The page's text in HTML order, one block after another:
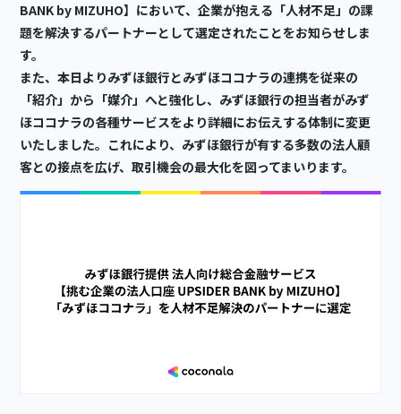
BANK by MIZUHO】において、企業が抱える「人材不足」の課
題を解決するパートナーとして選定されたことをお知らせしま
す。
また、本日よりみずほ銀行とみずほココナラの連携を従来の
「紹介」から「媒介」へと強化し、みずほ銀行の担当者がみず
ほココナラの各種サービスをより詳細にお伝えする体制に変更
いたしました。これにより、みずほ銀行が有する多数の法人顧
客との接点を広げ、取引機会の最大化を図ってまいります。